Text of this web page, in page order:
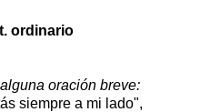
ordinario
oración breve:
siempre a mi lado",